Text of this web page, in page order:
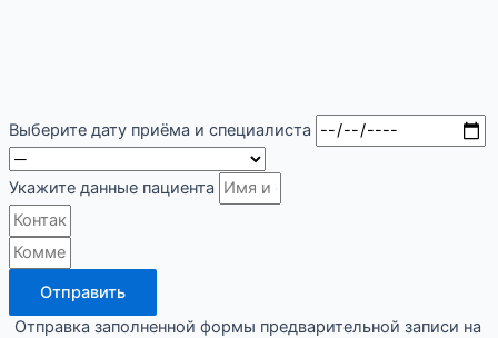
Выберите дату приёма и специалиста
Укажите данные пациента
Отправить
Отправка заполненной формы предварительной записи на